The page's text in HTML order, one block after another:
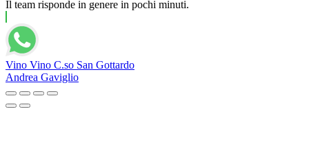
Il team risponde in genere in pochi minuti.
Vino Vino C.so San Gottardo
Andrea Gaviglio